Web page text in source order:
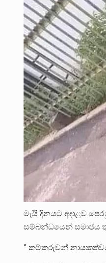
මැයි දිනයට අදාළව
සම්බන්ධයෙන් සමාජය
” කම්කරුවන්